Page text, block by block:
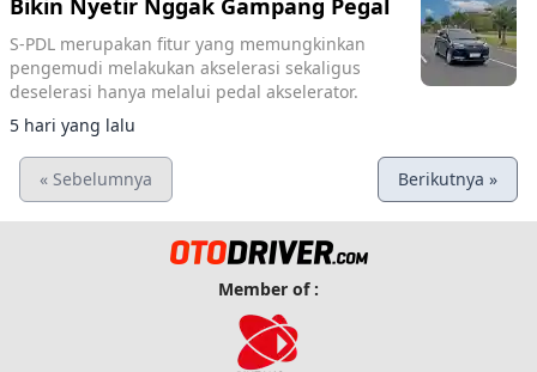
Bikin Nyetir Nggak Gampang Pegal
S-PDL merupakan fitur yang memungkinkan
pengemudi melakukan akselerasi sekaligus
deselerasi hanya melalui pedal akselerator.
5 hari yang lalu
« Sebelumnya Berikutnya »
Member of :